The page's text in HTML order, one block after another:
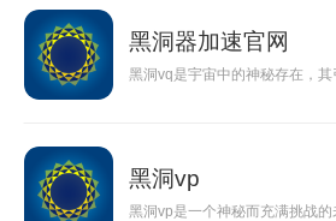
黑洞器加速官网
黑洞vq是宇宙中的神秘存在，
黑洞vp
黑洞vp是一个神秘而充满挑战